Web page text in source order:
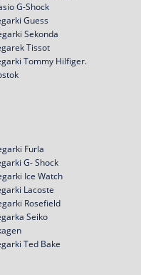
G-Shock
Guess
Sekonda
Tissot
Tommy Hilfiger.
Furla
G- Shock
Ice Watch
Lacoste
Rosefield
Seiko
Ted Bake